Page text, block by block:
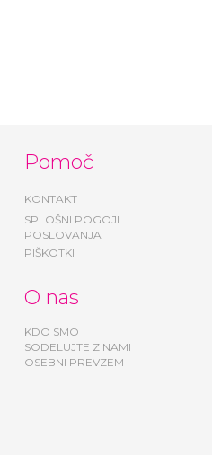
SPLOŠNI POGOJI
POSLOVANJA
PIŠKOTKI
SODELUJTE Z NAMI
OSEBNI PREVZEM